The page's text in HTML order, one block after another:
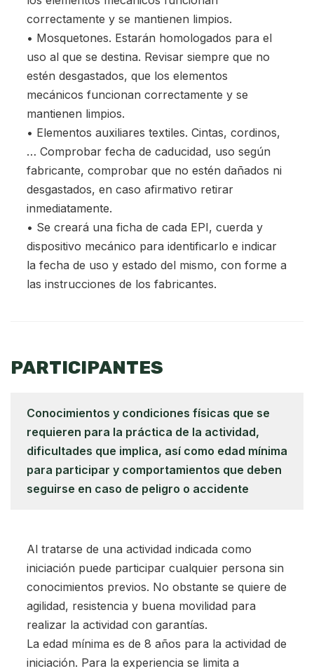
correctamente y se mantienen limpios.
• Mosquetones. Estarán homologados para el
uso al que se destina. Revisar siempre que no
estén desgastados, que los elementos
mecánicos funcionan correctamente y se
mantienen limpios.
• Elementos auxiliares textiles. Cintas, cordinos,
… Comprobar fecha de caducidad, uso según
fabricante, comprobar que no estén dañados ni
desgastados, en caso afirmativo retirar
inmediatamente.
• Se creará una ficha de cada EPI, cuerda y
dispositivo mecánico para identificarlo e indicar
la fecha de uso y estado del mismo, con forme a
las instrucciones de los fabricantes.
PARTICIPANTES
Conocimientos y condiciones físicas que se
requieren para la práctica de la actividad,
dificultades que implica, así como edad mínima
para participar y comportamientos que deben
seguirse en caso de peligro o accidente
Al tratarse de una actividad indicada como
iniciación puede participar cualquier persona sin
conocimientos previos. No obstante se quiere de
agilidad, resistencia y buena movilidad para
realizar la actividad con garantías.
La edad mínima es de 8 años para la actividad de
iniciación. Para la experiencia se limita a